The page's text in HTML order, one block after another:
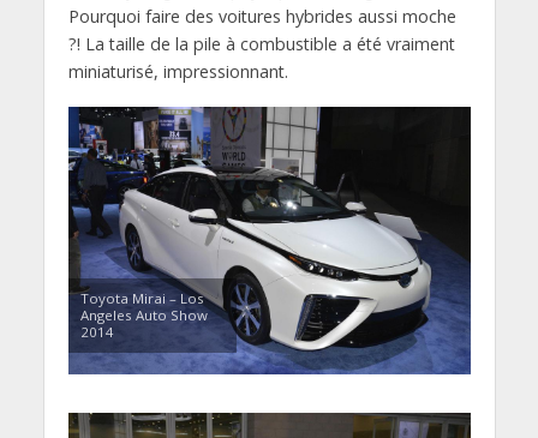
Pourquoi faire des voitures hybrides aussi moche
?! La taille de la pile à combustible a été vraiment
miniaturisé, impressionnant.
Toyota Mirai – Los
Angeles Auto Show
2014